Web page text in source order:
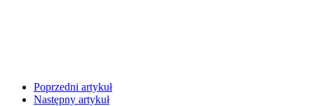
Poprzedni artykuł
Następny artykuł